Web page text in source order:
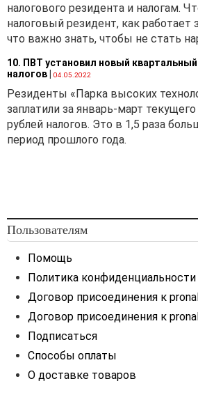
налогового резидента и налогам.
налоговый резидент, как работает
что важно знать, чтобы не стать
10. ПВТ установил новый
налогов
04.05.2022
Резиденты «Парка высоких
заплатили за январь-март
рублей налогов. Это в 1,5 раза
период прошлого года.
Пользователям
Помощь
Политика конфиденциальности
Договор присоединения к
Договор присоединения к
Подписаться
Способы оплаты
О доставке товаров